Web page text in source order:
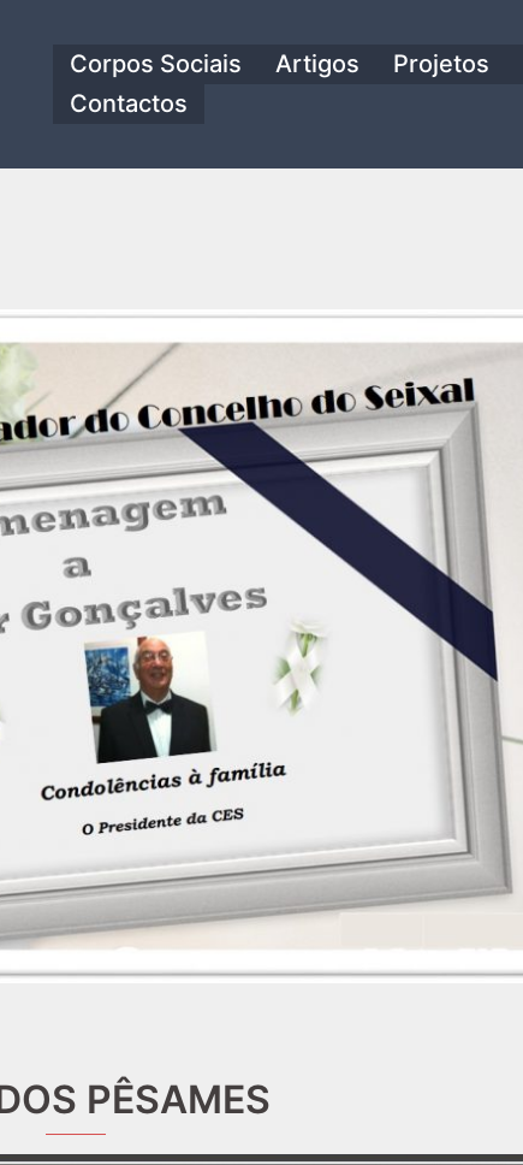
Corpos Sociais Artigos Projetos
Contactos
PÊSAMES